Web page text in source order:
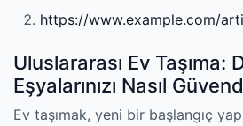
https://www.example.com/
Uluslararası Ev Taşıma:
Eşyalarınızı Nasıl
Ev taşımak, yeni bir başlangıç